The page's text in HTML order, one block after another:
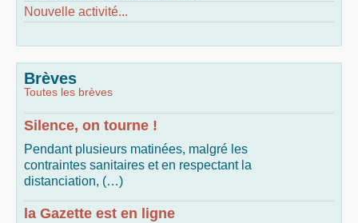
Nouvelle activité...
Brèves
Toutes les brèves
Silence, on tourne !
Pendant plusieurs matinées, malgré les
contraintes sanitaires et en respectant la
distanciation, (…)
la Gazette est en ligne